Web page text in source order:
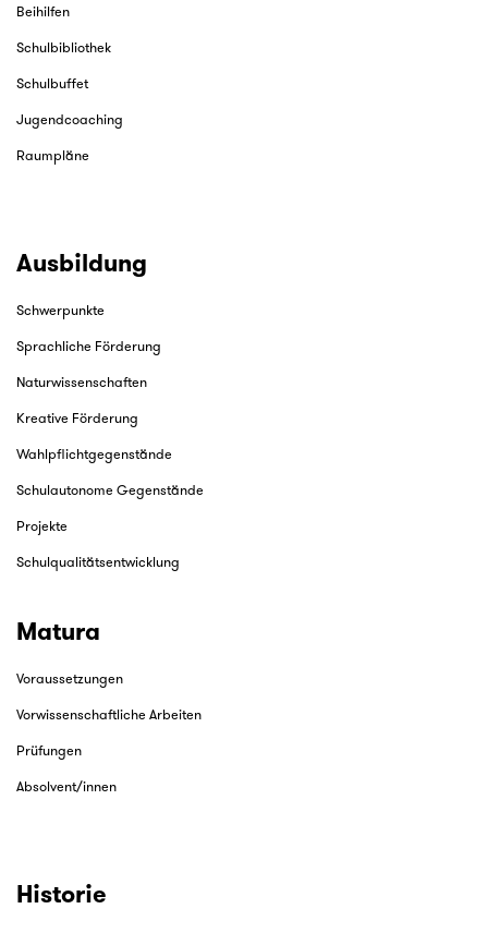
Beihilfen
Schulbibliothek
Schulbuffet
Jugendcoaching
Raumpläne
Ausbildung
Schwerpunkte
Sprachliche Förderung
Naturwissenschaften
Kreative Förderung
Wahlpflichtgegenstände
Schulautonome Gegenstände
Projekte
Schulqualitätsentwicklung
Matura
Voraussetzungen
Vorwissenschaftliche Arbeiten
Prüfungen
Absolvent/innen
Historie